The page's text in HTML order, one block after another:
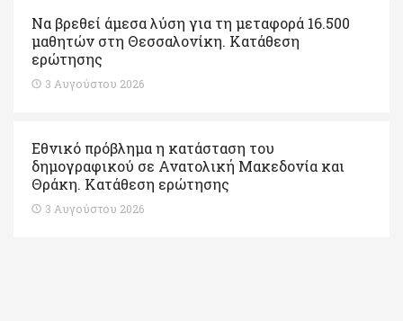
Να βρεθεί άμεσα λύση για τη μεταφορά 16.500
μαθητών στη Θεσσαλονίκη. Κατάθεση
ερώτησης
3 Αυγούστου 2026
Εθνικό πρόβλημα η κατάσταση του
δημογραφικού σε Ανατολική Μακεδονία και
Θράκη. Κατάθεση ερώτησης
3 Αυγούστου 2026